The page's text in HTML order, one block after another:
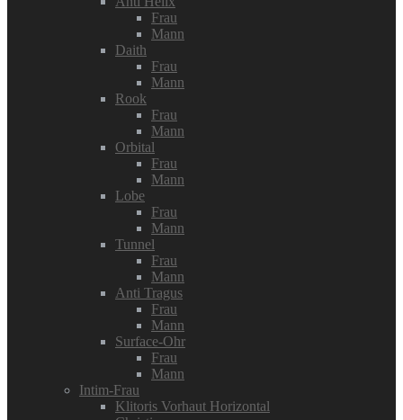
Frau
Mann
Daith
Frau
Mann
Rook
Frau
Mann
Orbital
Frau
Mann
Lobe
Frau
Mann
Tunnel
Frau
Mann
Anti Tragus
Frau
Mann
Surface-Ohr
Frau
Mann
Intim-Frau
Klitoris Vorhaut Horizontal